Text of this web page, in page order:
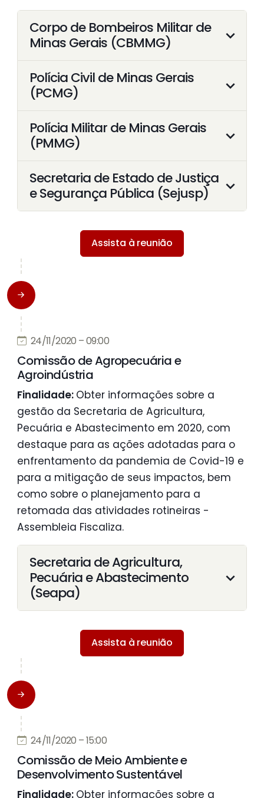
Corpo de Bombeiros Militar de
Minas Gerais (CBMMG)
Polícia Civil de Minas Gerais
(PCMG)
Polícia Militar de Minas Gerais
(PMMG)
Secretaria de Estado de Justiça
e Segurança Pública (Sejusp)
Assista à reunião
24/11/2020 – 09:00
Comissão de Agropecuária e
Agroindústria
Finalidade: Obter informações sobre a
gestão da Secretaria de Agricultura,
Pecuária e Abastecimento em 2020, com
destaque para as ações adotadas para o
enfrentamento da pandemia de Covid-19 e
para a mitigação de seus impactos, bem
como sobre o planejamento para a
retomada das atividades rotineiras -
Assembleia Fiscaliza.
Secretaria de Agricultura,
Pecuária e Abastecimento
(Seapa)
Assista à reunião
24/11/2020 – 15:00
Comissão de Meio Ambiente e
Desenvolvimento Sustentável
Finalidade: Obter informações sobre a